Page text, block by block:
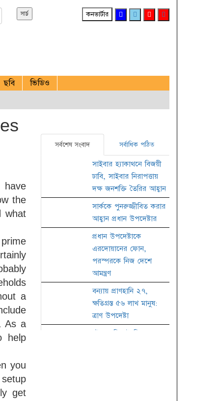
কনভার্টার
ছবি
ভিডিও
have
the
what
a
As a
help
you
get
সর্বশেষ সংবাদ সর্বাধিক পঠিত
সাইবার হ্যাকাথনে বিজয়ী
ঢাবি, সাইবার নিরাপত্তায়
দক্ষ জনশক্তি তৈরির আহ্বান
সার্ককে পুনরুজ্জীবিত করার
আহ্বান প্রধান উপদেষ্টার
প্রধান উপদেষ্টাকে
এরদোয়ানের ফোন,
পরস্পরকে নিজ দেশে
আমন্ত্রণ
বন্যায় প্রাণহানি ২৭,
ক্ষতিগ্রস্ত ৫৬ লাখ মানুষ:
ত্রাণ উপদেষ্টা
চট্টগ্রাম-সিলেট বিভাগে